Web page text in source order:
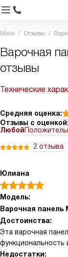
Miele Отзывы
Варочная
отзывы
Технические
Средняя оценка:
Отзывы с оценкой:
Любой
2 отзыва
Юлиана
Модель:
Варочная панель
Достоинства:
Эта варочная
функциональность
Недостатки: